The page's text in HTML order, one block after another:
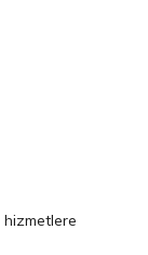
hizmetlere